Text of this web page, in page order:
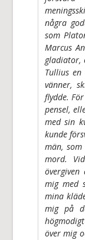
några
som
Marcus
gladiator,
Tullius
vänner,
flydde.
pensel,
med sin
kunde
män,
mord.
mig med
mina
mig på
över mig